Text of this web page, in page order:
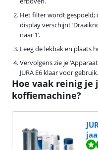
Het filter wordt gespoeld;
display verschijnt
naar ‘I’.
Leeg de lekbak en plaats
Vervolgens zie je
JURA E6 klaar voor gebruik.
Hoe vaak reinig je
koffiemachine?
Beoordeling is 8,0 van de 10,